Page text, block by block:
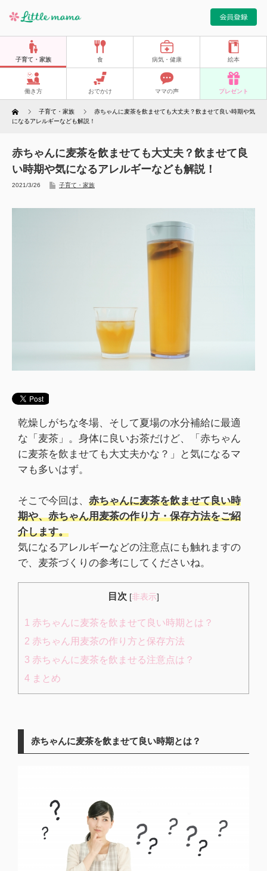
子育て・家族 食 病気・健康 絵本
働き方 おでかけ ママの声 プレゼント
Home 子育て・家族
赤ちゃんに麦茶を飲ませても大丈夫？飲ませて良い時期や気
になるアレルギーなども解説！
赤ちゃんに麦茶を飲ませても大丈夫？飲ませて良
い時期や気になるアレルギーなども解説！
2021/3/26 子育て・家族
乾燥しがちな冬場、そして夏場の水分補給に最適
な「麦茶」。身体に良いお茶だけど、「赤ちゃん
に麦茶を飲ませても大丈夫かな？」と気になるマ
マも多いはず。
そこで今回は、 赤ちゃんに麦茶を飲ませて良い時
期や、赤ちゃん用麦茶の作り方・保存方法をご紹
介します。
気になるアレルギーなどの注意点にも触れますの
で、麦茶づくりの参考にしてくださいね。
目次 [非表示]
1 赤ちゃんに麦茶を飲ませて良い時期とは？
2 赤ちゃん用麦茶の作り方と保存方法
3 赤ちゃんに麦茶を飲ませる注意点は？
4 まとめ
赤ちゃんに麦茶を飲ませて良い時期とは？